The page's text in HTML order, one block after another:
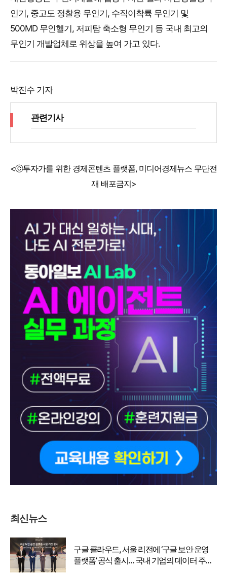
인기, 중고도 정찰용 무인기, 수직이착륙 무인기 및
500MD 무인헬기, 저피탐 축소형 무인기 등 국내 최고의
무인기 개발업체로 위상을 높여 가고 있다.
박진수 기자
관련기사
<ⓒ투자가를 위한 경제콘텐츠 플랫폼, 미디어경제뉴스 무단전
재 배포금지>
최신뉴스
구글 클라우드, 서울 리전에 ‘구글 보안 운영
플랫폼’ 공식 출시… 국내 기업의 데이터 주권